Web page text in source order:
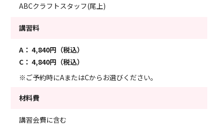
ABCクラフトスタッフ(尾上)
講習料
A： 4,840円（税込）
C： 4,840円（税込）
※ご予約時にAまたはCからお選びください。
材料費
講習会費に含む